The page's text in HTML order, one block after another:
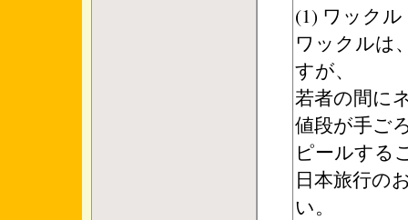
(1) ワック
ワックルは
すが、
若者の間に
値段が手ご
ピールする
日本旅行の
い。